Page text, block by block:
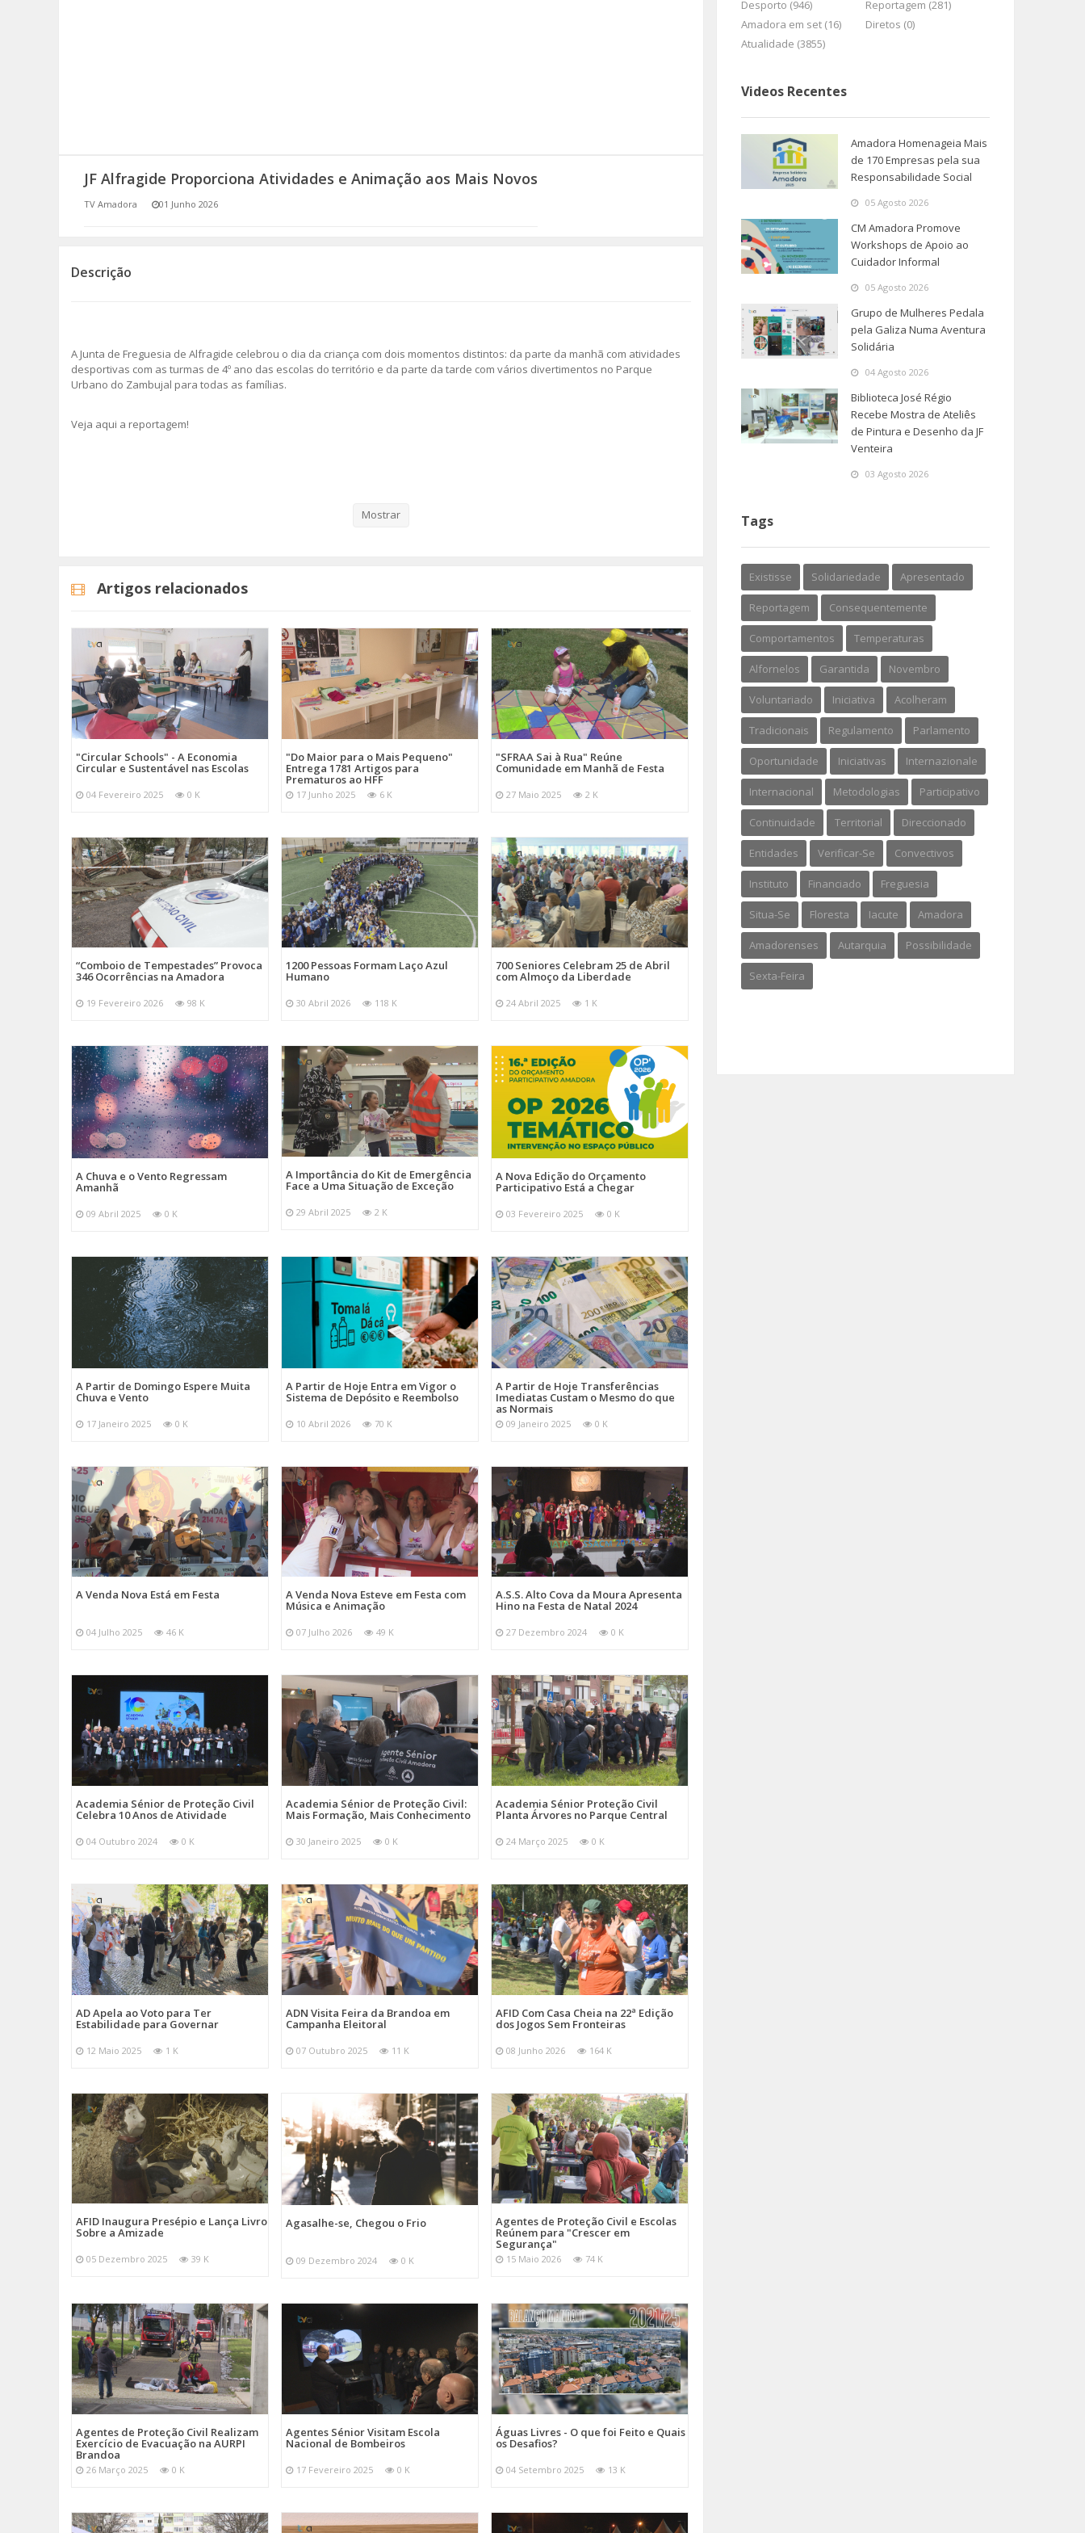
(RE) PENSAMENTOS
JF Alfragide Proporciona Atividades e Animação aos Mais Novos
TV Amadora 01 Junho 2026
Descrição
A Junta de Freguesia de Alfragide celebrou o dia da criança com dois momentos distintos: da parte da manhã com atividades
desportivas com as turmas de 4º ano das escolas do território e da parte da tarde com vários divertimentos no Parque
Urbano do Zambujal para todas as famílias.
Veja aqui a reportagem!
Mostrar
Artigos relacionados
"Circular Schools" - A Economia
Circular e Sustentável nas Escolas
04 Fevereiro 2025 0 K
"Do Maior para o Mais Pequeno"
Entrega 1781 Artigos para
Prematuros ao HFF
17 Junho 2025 6 K
"SFRAA Sai à Rua" Reúne
Comunidade em Manhã de Festa
27 Maio 2025 2 K
“Comboio de Tempestades” Provoca
346 Ocorrências na Amadora
19 Fevereiro 2026 98 K
1200 Pessoas Formam Laço Azul
Humano
30 Abril 2026 118 K
700 Seniores Celebram 25 de Abril
com Almoço da Liberdade
24 Abril 2025 1 K
A Chuva e o Vento Regressam
Amanhã
09 Abril 2025 0 K
A Importância do Kit de Emergência
Face a Uma Situação de Exceção
29 Abril 2025 2 K
A Nova Edição do Orçamento
Participativo Está a Chegar
03 Fevereiro 2025 0 K
A Partir de Domingo Espere Muita
Chuva e Vento
17 Janeiro 2025 0 K
A Partir de Hoje Entra em Vigor o
Sistema de Depósito e Reembolso
10 Abril 2026 70 K
A Partir de Hoje Transferências
Imediatas Custam o Mesmo do que
as Normais
09 Janeiro 2025 0 K
A Venda Nova Está em Festa
04 Julho 2025 46 K
A Venda Nova Esteve em Festa com
Música e Animação
07 Julho 2026 49 K
A.S.S. Alto Cova da Moura Apresenta
Hino na Festa de Natal 2024
27 Dezembro 2024 0 K
Academia Sénior de Proteção Civil
Celebra 10 Anos de Atividade
04 Outubro 2024 0 K
Academia Sénior de Proteção Civil:
Mais Formação, Mais Conhecimento
30 Janeiro 2025 0 K
Academia Sénior Proteção Civil
Planta Árvores no Parque Central
24 Março 2025 0 K
AD Apela ao Voto para Ter
Estabilidade para Governar
12 Maio 2025 1 K
ADN Visita Feira da Brandoa em
Campanha Eleitoral
07 Outubro 2025 11 K
AFID Com Casa Cheia na 22ª Edição
dos Jogos Sem Fronteiras
08 Junho 2026 164 K
AFID Inaugura Presépio e Lança Livro
Sobre a Amizade
05 Dezembro 2025 39 K
Agasalhe-se, Chegou o Frio
09 Dezembro 2024 0 K
Agentes de Proteção Civil e Escolas
Reúnem para "Crescer em
Segurança"
15 Maio 2026 74 K
Agentes de Proteção Civil Realizam
Exercício de Evacuação na AURPI
Brandoa
26 Março 2025 0 K
Agentes Sénior Visitam Escola
Nacional de Bombeiros
17 Fevereiro 2025 0 K
Águas Livres - O que foi Feito e Quais
os Desafios?
04 Setembro 2025 13 K
Desporto (946)
Reportagem (281)
Amadora em set (16)
Diretos (0)
Atualidade (3855)
Videos Recentes
Amadora Homenageia Mais
de 170 Empresas pela sua
Responsabilidade Social
05 Agosto 2026
CM Amadora Promove
Workshops de Apoio ao
Cuidador Informal
05 Agosto 2026
Grupo de Mulheres Pedala
pela Galiza Numa Aventura
Solidária
04 Agosto 2026
Biblioteca José Régio
Recebe Mostra de Ateliês
de Pintura e Desenho da JF
Venteira
03 Agosto 2026
Tags
Existisse Solidariedade Apresentado
Reportagem Consequentemente
Comportamentos Temperaturas
Alfornelos Garantida Novembro
Voluntariado Iniciativa Acolheram
Tradicionais Regulamento Parlamento
Oportunidade Iniciativas Internazionale
Internacional Metodologias Participativo
Continuidade Territorial Direccionado
Entidades Verificar-Se Convectivos
Instituto Financiado Freguesia
Situa-Se Floresta Iacute Amadora
Amadorenses Autarquia Possibilidade
Sexta-Feira